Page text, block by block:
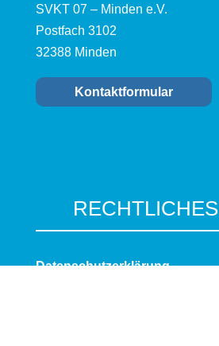
SVKT 07 – Minden e.V.
Postfach 3102
32388 Minden
Kontaktformular
RECHTLICHES
Datenschutzerklärung